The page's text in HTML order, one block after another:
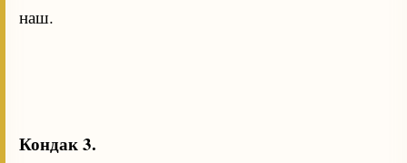
наш.
Кондак 3.